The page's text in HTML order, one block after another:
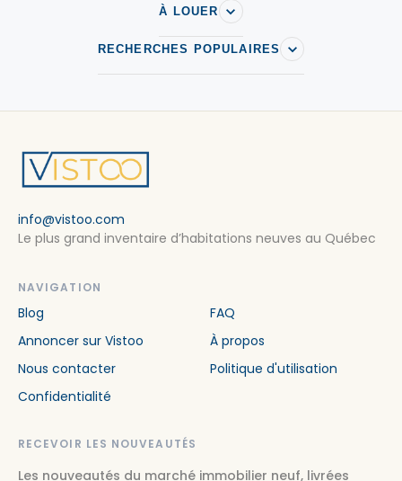
À LOUER
RECHERCHES POPULAIRES
info@vistoo.com
Le plus grand inventaire d’habitations neuves au Québec
NAVIGATION
Blog
FAQ
Annoncer sur Vistoo
À propos
Nous contacter
Politique d'utilisation
Confidentialité
RECEVOIR LES NOUVEAUTÉS
Les nouveautés du marché immobilier neuf, livrées